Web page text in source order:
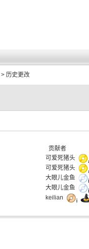
> 历史更改
贡献者
可爱死猪头
可爱死猪头
大眼儿金鱼
大眼儿金鱼
keilian